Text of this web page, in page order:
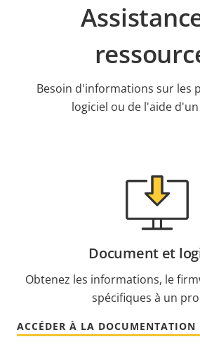
Besoin d'informations sur les
logiciel ou de l'aide
Document et
Obtenez les informations, le
spécifiques à un